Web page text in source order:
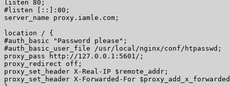
listen 80;
#listen [::]:80;
server_name proxy.iamle.com;
location / {
#auth_basic "Password please";
#auth_basic_user_file /usr/local/nginx/conf/htpasswd;
proxy_pass http://127.0.0.1:5601/;
proxy_redirect off;
proxy_set_header X-Real-IP $remote_addr;
proxy_set_header X-Forwarded-For